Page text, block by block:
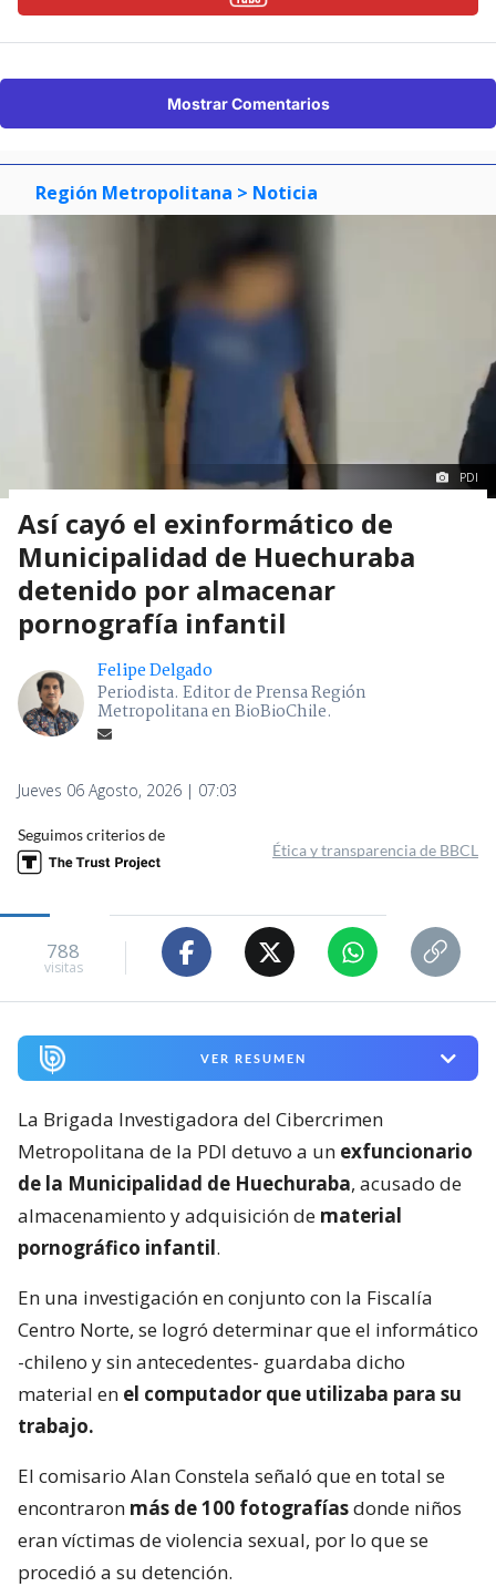
Mostrar Comentarios
Región Metropolitana > Noticia
PDI
Así cayó el exinformático de
Municipalidad de Huechuraba
detenido por almacenar
pornografía infantil
Felipe Delgado
Periodista. Editor de Prensa Región
Metropolitana en BioBioChile.
Jueves 06 Agosto, 2026 | 07:03
Seguimos criterios de
Ética y transparencia de BBCL
788
visitas
VER RESUMEN
La Brigada Investigadora del Cibercrimen
Metropolitana de la PDI detuvo a un exfuncionario
de la Municipalidad de Huechuraba, acusado de
almacenamiento y adquisición de material
pornográfico infantil.
En una investigación en conjunto con la Fiscalía
Centro Norte, se logró determinar que el informático
-chileno y sin antecedentes- guardaba dicho
material en el computador que utilizaba para su
trabajo.
El comisario Alan Constela señaló que en total se
encontraron más de 100 fotografíasdonde niños
eran víctimas de violencia sexual, por lo que se
procedió a su detención.